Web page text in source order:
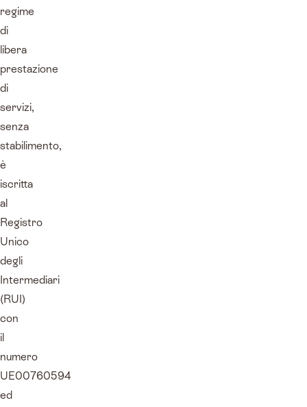
regime
di
libera
prestazione
di
servizi,
senza
stabilimento,
è
iscritta
al
Registro
Unico
degli
Intermediari
(RUI)
con
il
numero
UE00760594
ed